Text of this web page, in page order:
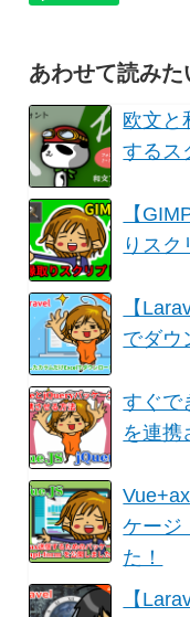
あわせて読みた
欧文と
するス
【
りスク
【
でダウ
すぐで
を連携
ケージ
た！
【